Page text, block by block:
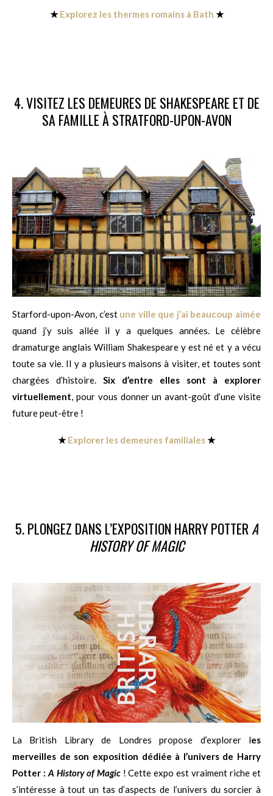
★Explorez les thermes romains à Bath ★
4. VISITEZ LES DEMEURES DE SHAKESPEARE ET DE
SA FAMILLE À STRATFORD-UPON-AVON
Starford-upon-Avon, c’est une ville que j’ai beaucoup aimée
quand j’y suis allée il y a quelques années. Le célèbre
dramaturge anglais William Shakespeare y est né et y a vécu
toute sa vie. Il y a plusieurs maisons à visiter, et toutes sont
chargées d’histoire. Six d’entre elles sont à explorer
virtuellement , pour vous donner un avant-goût d’une visite
future peut-être !
★Explorer les demeures familiales★
5. PLONGEZ DANS L’EXPOSITION HARRY POTTER A
HISTORY OF MAGIC
La British Library de Londres propose d’explorer les
merveilles de son exposition dédiée à l’univers de Harry
Potter : A History of Magic ! Cette expo est vraiment riche et
s’intéresse à tout un tas d’aspects de l’univers du sorcier à